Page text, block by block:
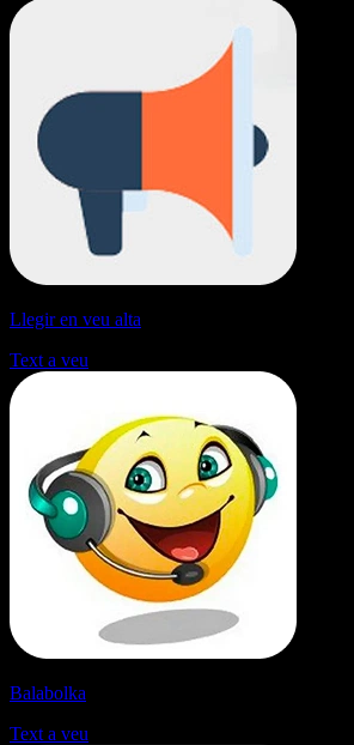
Llegir en veu alta
Text a veu
Balabolka
Text a veu